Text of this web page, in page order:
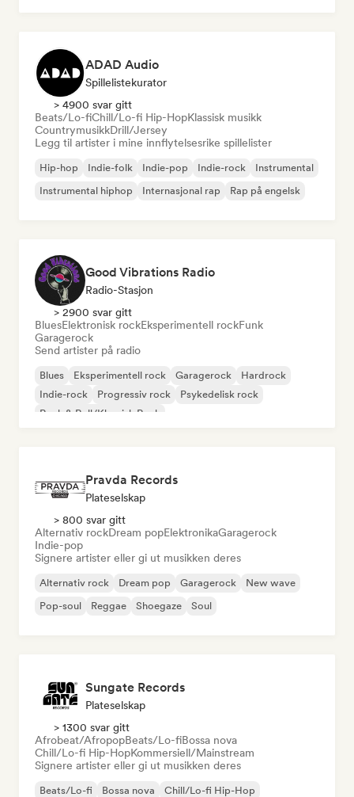
ADAD Audio
Spillelistekurator
> 4900 svar gitt
Beats/Lo-fiChill/Lo-fi Hip-HopKlassisk musikk
CountrymusikkDrill/Jersey
Legg til artister i mine innflytelsesrike spillelister
Hip-hop Indie-folk Indie-pop Indie-rock
Instrumental
Instrumental hiphop
Internasjonal rap Rap på engelsk
Good Vibrations Radio
Radio-Stasjon
> 2900 svar gitt
BluesElektronisk rockEksperimentell rockFunk
Garagerock
Send artister på radio
Blues Eksperimentell rock Garagerock
Hardrock
Indie-rock
Progressiv rock
Psykedelisk rock
Rock & Roll/Klassisk Rock
Pravda Records
Plateselskap
> 800 svar gitt
Alternativ rockDream popElektronikaGaragerock
Indie-pop
Signere artister eller gi ut musikken deres
Alternativ rock Dream pop Garagerock
New wave
Pop-soul
Reggae Shoegaze Soul
Sungate Records
Plateselskap
> 1300 svar gitt
Afrobeat/AfropopBeats/Lo-fiBossa nova
Chill/Lo-fi Hip-HopKommersiell/Mainstream
Signere artister eller gi ut musikken deres
Beats/Lo-fi Bossa nova Chill/Lo-fi Hip-Hop